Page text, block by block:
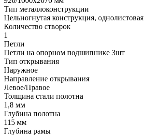
Тип металлоконструкции
Цельногнутая конструкция, однолистовая
Количество створок
1
Петли
Петли на опорном подшипнике 3шт
Тип открывания
Наружное
Направление открывания
Левое/Правое
Толщина стали полотна
1,8 мм
Глубина полотна
115 мм
Глубина рамы